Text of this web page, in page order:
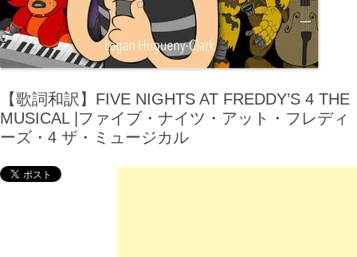
【歌詞和訳】FIVE NIGHTS AT FREDDY’S 4 THE
MUSICAL |ファイブ・ナイツ・アット・フレディ
ーズ・4 ザ・ミュージカル